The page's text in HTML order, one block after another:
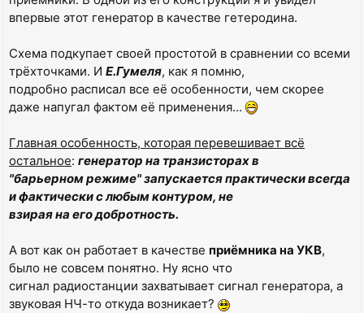
впервые этот генератор в качестве гетеродина.
Схема подкупает своей простотой в сравнении со всеми
трёхточками. И Е.Гумеля, как я помню,
подробно расписал все её особенности, чем скорее
даже напугал фактом её применения...
Главная особенность, которая перевешивает всё
остальное: генератор на транзисторах в
"барьерном режиме" запускается практически всегда
и фактически с любым контуром, не
взирая на его добротность.
А вот как он работает в качестве приёмника на УКВ,
было не совсем понятно. Ну ясно что
сигнал радиостанции захватывает сигнал генератора, а
звуковая НЧ-то откуда возникает?